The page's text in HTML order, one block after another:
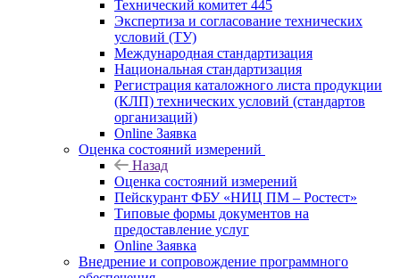
Технический комитет 445
Экспертиза и согласование технических
условий (ТУ)
Международная стандартизация
Национальная стандартизация
Регистрация каталожного листа продукции
(КЛП) технических условий (стандартов
организаций)
Online Заявка
Оценка состояний измерений
Назад
Оценка состояний измерений
Пейскурант ФБУ «НИЦ ПМ – Ростест»
Типовые формы документов на
предоставление услуг
Online Заявка
Внедрение и сопровождение программного